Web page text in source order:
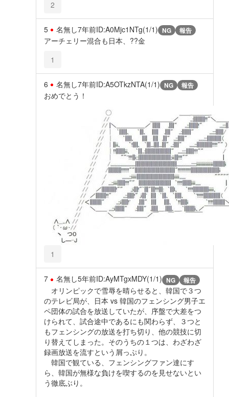
2
5 名無し7年前ID:A0Mjc1NTg(1/1) NG 報告
アーチェリー混合も日本、??金
1
6 名無し7年前ID:A5OTkzNTA(1/1) NG 報告
おめでとう！
1
7 名無し5年前ID:AyMTgxMDY(1/1) NG 報告
オリンピックで雪辱を晴らせると、韓国で３つ
のテレビ局が、日本 vs 韓国のフェンシング男子エ
ペ団体の試合を放送していたが、序盤で大差をつ
けられて、試合途中であるにも関わらず、３つと
もフェンシングの放送を打ち切り、他の競技に切
り替えてしまった。そのうちの１つは、わざわざ
録画放送を流すという屑っぷり。
韓国で観ている、フェンシングファン達にす
ら、韓国が無様な負けを喫するのを見せないとい
う徹底ぶり。